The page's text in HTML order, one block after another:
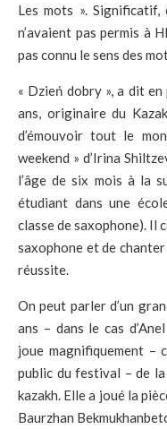
Les mots ».
n’avaient pas permis à
pas connu le sens des
« Dzień dobry », a dit
ans, originaire du
d’émouvoir tout le
weekend » d’Irina
l’âge de six mois à la
étudiant dans une
classe de saxophone). Il
saxophone et de
réussite.
On peut parler d’un
ans – dans le cas
joue magnifiquement –
public du festival – de
kazakh. Elle a joué la
Baurzhan